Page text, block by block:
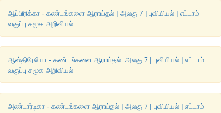
ஆப்பிரிக்கா - கண்டங்களை ஆராய்தல் | அலகு 7 | புவியியல் | எட்டாம்
வகுப்பு சமூக அறிவியல்
ஆஸ்திரேலியா - கண்டங்களை ஆராய்தல்: அலகு 7 | புவியியல் | எட்டாம்
வகுப்பு சமூக அறிவியல்
அண்டார்டிகா - கண்டங்களை ஆராய்தல் | அலகு 7 | புவியியல் | எட்டாம்